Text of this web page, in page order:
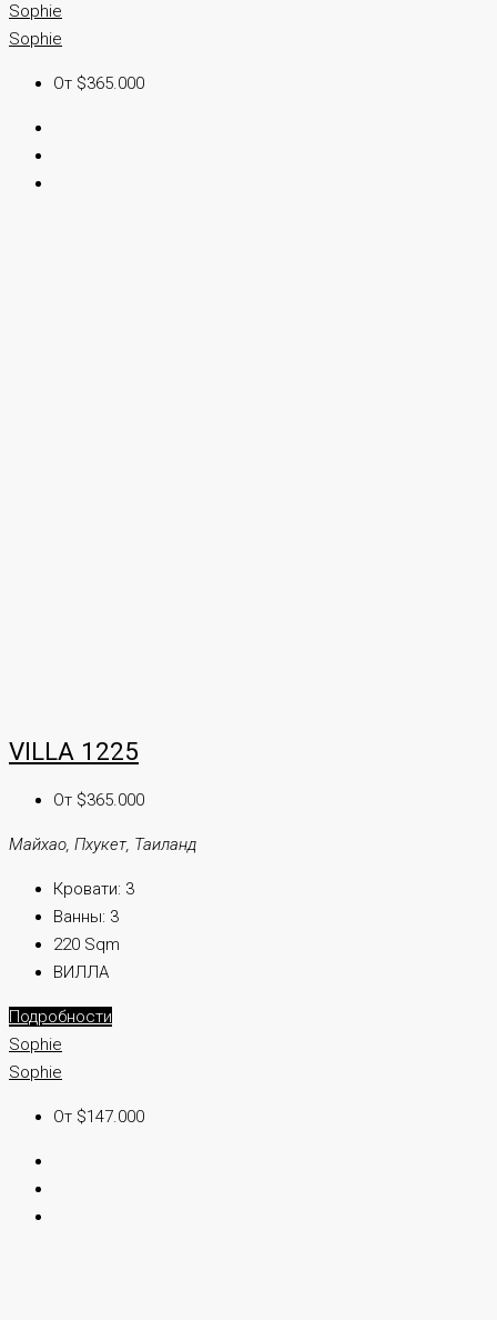
Sophie
Sophie
От $365.000
VILLA 1225
От $365.000
Майхао, Пхукет, Таиланд
Кровати: 3
Ванны: 3
220 Sqm
ВИЛЛА
Подробности
Sophie
Sophie
От $147.000